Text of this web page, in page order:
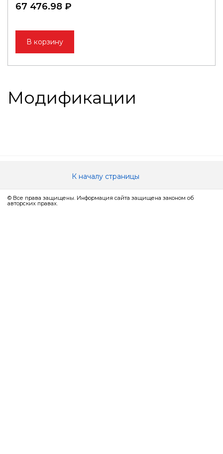
67 476.98 ₽
В корзину
Модификации
К началу страницы
© Все права защищены. Информация сайта защищена законом об
авторских правах.